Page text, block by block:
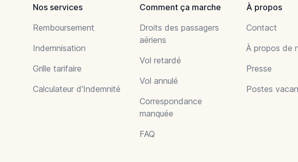
Nos services
Remboursement
Indemnisation
Grille tarifaire
Calculateur d'Indemnité
Comment ça marche
Droits des passagers
aériens
Vol retardé
Vol annulé
Correspondance
manquée
FAQ
À propos
Contact
À propos de
Presse
Postes